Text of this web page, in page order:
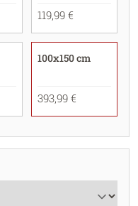
119,99 €
100x150 cm
393,99 €